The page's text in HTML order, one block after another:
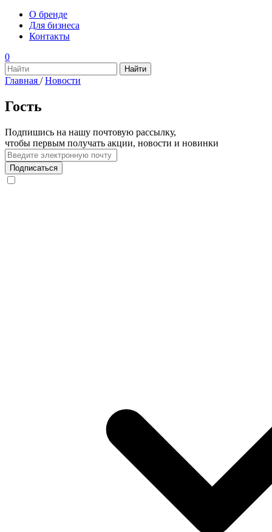
О бренде
Для бизнеса
Контакты
0
Главная / Новости
Гость
Подпишись на нашу почтовую рассылку,
чтобы первым получать акции, новости и новинки
Подписаться